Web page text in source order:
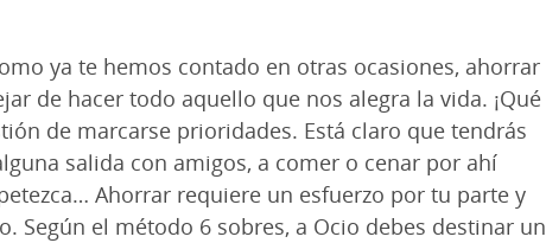
ya te hemos contado en otras ocasiones, ahorrar
de hacer todo aquello que nos alegra la vida. ¡Qué
de marcarse prioridades. Está claro que tendrás
salida con amigos, a comer o cenar por ahí
Ahorrar requiere un esfuerzo por tu parte y
Según el método 6 sobres, a Ocio debes destinar un